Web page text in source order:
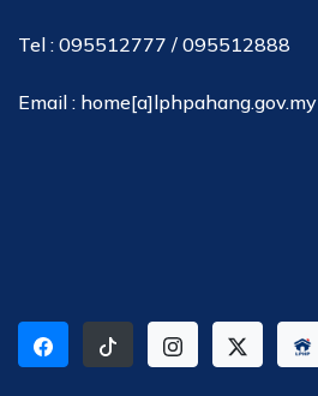
Tel : 095512777 / 095512888
Email : home[a]lphpahang.gov.my